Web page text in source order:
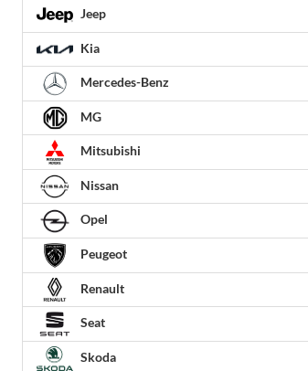
Jeep
Kia
Mercedes-Benz
MG
Mitsubishi
Nissan
Opel
Peugeot
Renault
Seat
Skoda